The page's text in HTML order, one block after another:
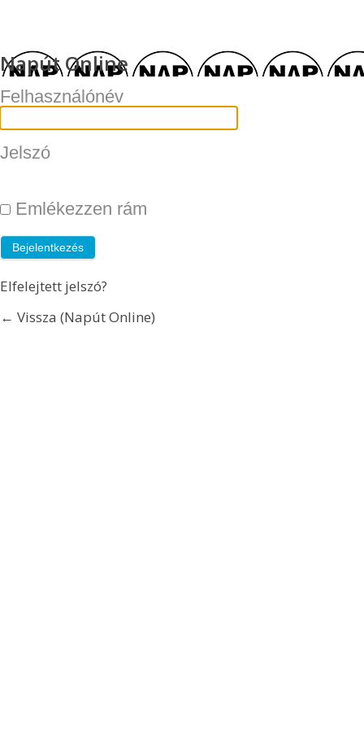
Napút Online
Felhasználónév
Jelszó
Emlékezzen rám
Elfelejtett jelszó?
← Vissza (Napút Online)